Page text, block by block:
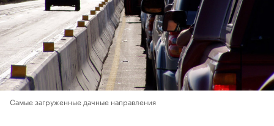
Самые загруженные дачные направления